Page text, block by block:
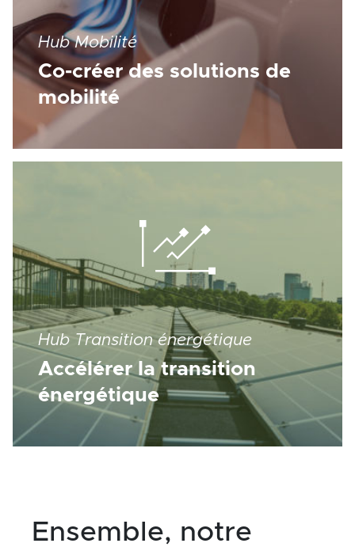
Hub Mobilité
Co-créer des solutions de
mobilité
Hub Transition énergétique
Accélérer la transition
énergétique
Ensemble, notre